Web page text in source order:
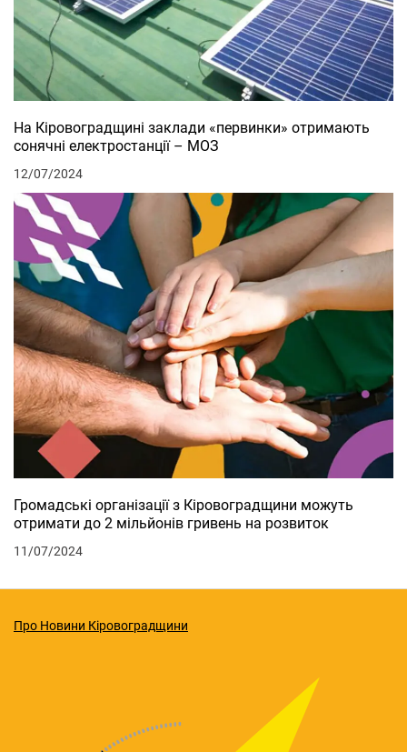
На Кіровоградщині заклади «первинки» отримають
сонячні електростанції – МОЗ
12/07/2024
Громадські організації з Кіровоградщини можуть
отримати до 2 мільйонів гривень на розвиток
11/07/2024
Про Новини Кіровоградщини